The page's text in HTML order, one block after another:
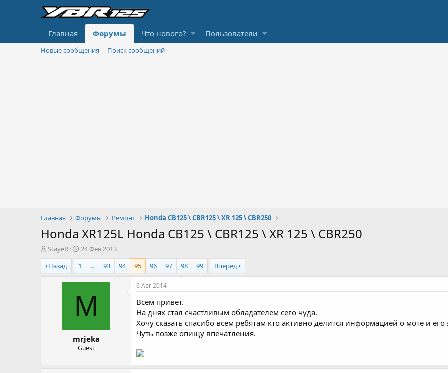
Главная Форумы Что нового? Пользователи
Новые сообщения Поиск сообщений
Главная Форумы Ремонт Honda CB125 \ CBR125 \ XR 125 \ CBR250
Honda XR125L Honda CB125 \ CBR125 \ XR 125 \ CBR250
А
в
т
о
StayeR
Д
а
т
а
н
ч
а
а
24 Фев 2013
Назад
1 ... 93 94 95 96 97 98 99 Вперёд
M
mrjeka
Guest
6 Авг 2014
Всем привет.
На днях стал счастливым обладателем сего чуда.
Хочу сказать спасибо всем ребятам кто активно делится информацией о моте и его
Чуть позже опищу впечатления.